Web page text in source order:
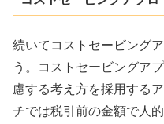
続いてコストセービング
う。コストセービングア
慮する考え方を採用する
チでは税引前の金額で人